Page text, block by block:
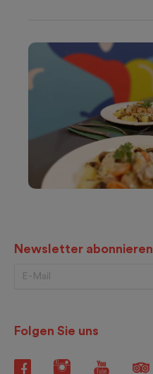
Newsletter abonnieren
Folgen Sie uns